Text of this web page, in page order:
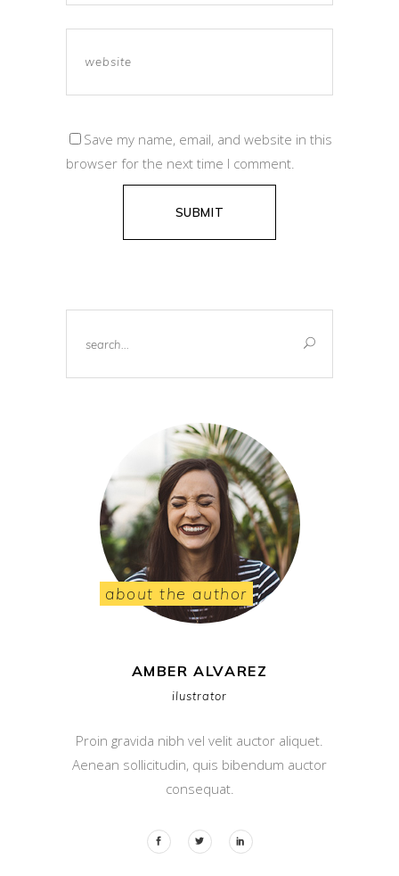
Save my name, email, and website in this
browser for the next time I comment.
about the author
AMBER ALVAREZ
ilustrator
Proin gravida nibh vel velit auctor aliquet.
Aenean sollicitudin, quis bibendum auctor
consequat.